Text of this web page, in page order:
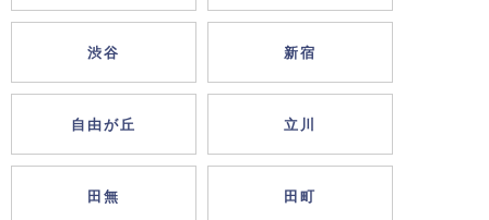
渋谷 新宿
自由が丘 立川
田無 田町